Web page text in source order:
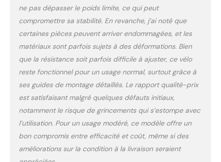
corps et à relancer
correctement votre
système cardiovasculaire.
ÉCRAN : Outre le temps, la
vitesse, la consommation
de calories ainsi que la
distance sont affichées sur
l'écran LCD clair du
stepper cross trainer. Vous
avez ainsi à tout moment
la possibilité d'obtenir une
évaluation précise de
votre forme physique.
CARDIOFRÉQUENCEMÈTRE
ne pas dépasser le poids limite, ce qui peut
compromettre sa stabilité. En revanche, j’ai noté que
certaines pièces peuvent arriver endommagées, et les
matériaux sont parfois sujets à des déformations. Bien
que la résistance soit parfois difficile à ajuster, ce vélo
reste fonctionnel pour un usage normal, surtout grâce à
ses guides de montage détaillés. Le rapport qualité-prix
est satisfaisant malgré quelques défauts initiaux,
notamment le risque de grincements qui s’estompe avec
l’utilisation. Pour un usage modéré, ce modèle offre un
bon compromis entre efficacité et coût, même si des
améliorations sur la condition à la livraison seraient